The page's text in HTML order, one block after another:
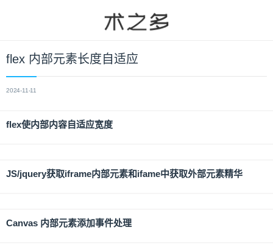
flex 内部元素长度自适应
2024-11-11
flex使内部内容自适应宽度
JS/jquery获取iframe内部元素和ifame中获取外部元素精华
Canvas 内部元素添加事件处理